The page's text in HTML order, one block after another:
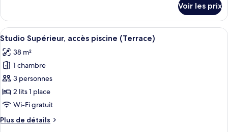
2
chambres,
accès
piscine
(Triple
with
Terrace)
le
type
de
Appartement
Supérieur,
chambres,
accès
piscine
(Triple
with
Voir les prix
Afficher
toutes
les
photos
pour
ce
type
chambre :
Un balcon avec une table blanche et
7
Studio Supérieur, accès piscine (Terrace)
38 m²
1 chambre
3 personnes
2 lits 1 place
Wi-Fi gratuit
Plus de détails
Plus